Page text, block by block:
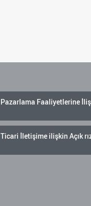
Pazarlama Faaliyetlerine
Ticari İletişime ilişkin Açık